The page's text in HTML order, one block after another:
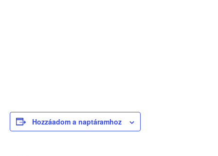
Hozzáadom a naptáramhoz